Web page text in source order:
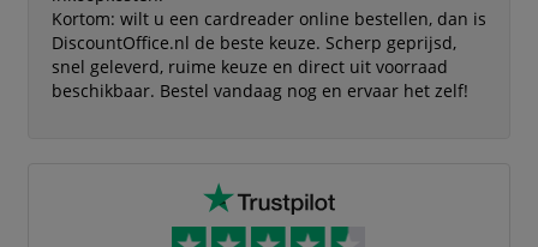
Kortom: wilt u een cardreader online bestellen, dan is
DiscountOffice.nl de beste keuze. Scherp geprijsd,
snel geleverd, ruime keuze en direct uit voorraad
beschikbaar. Bestel vandaag nog en ervaar het zelf!